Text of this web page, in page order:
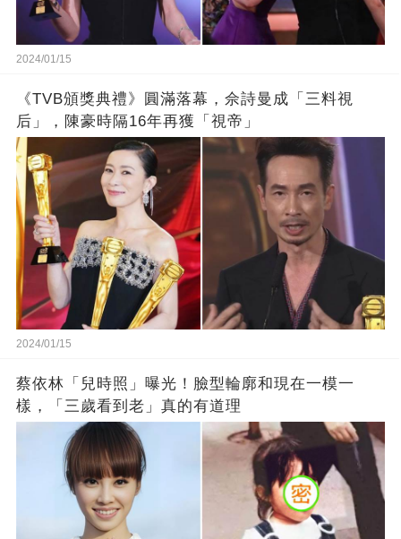
2024/01/15
《TVB頒獎典禮》圓滿落幕，佘詩曼成「三料視
后」，陳豪時隔16年再獲「視帝」
2024/01/15
蔡依林「兒時照」曝光！臉型輪廓和現在一模一
樣，「三歲看到老」真的有道理